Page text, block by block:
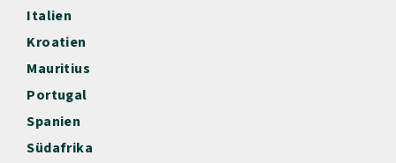
Italien
Kroatien
Mauritius
Portugal
Spanien
Südafrika